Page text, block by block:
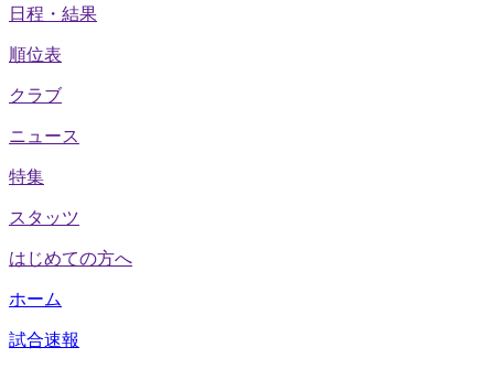
日程・結果
順位表
クラブ
ニュース
特集
スタッツ
はじめての方へ
ホーム
試合速報